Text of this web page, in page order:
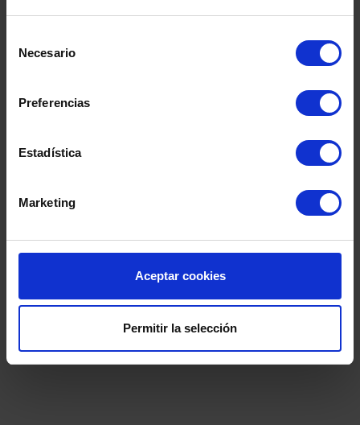
Necesario
Preferencias
Estadística
Marketing
Aceptar cookies
Permitir la selección
SEGUNDA MANO